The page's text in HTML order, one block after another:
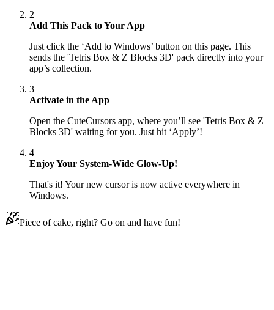
2
Add This Pack to Your App
Just click the ‘Add to Windows’ button on this page. This
sends the 'Tetris Box & Z Blocks 3D' pack directly into your
app’s collection.
3
Activate in the App
Open the CuteCursors app, where you’ll see 'Tetris Box & Z
Blocks 3D' waiting for you. Just hit ‘Apply’!
4
Enjoy Your System-Wide Glow-Up!
That's it! Your new cursor is now active everywhere in
Windows.
Piece of cake, right? Go on and have fun!